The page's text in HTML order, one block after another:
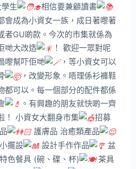
生
相信要兼顧讀書
會成為小資女一族，成日著嚟著
者GU啲款。今次的市集就係為
哋大改造
！ 歡迎一眾對呢
嚟幫吓佢哋
，等小資女可以
，改變形象。唔理係衫褲鞋
都可以。每一個部分的配件都係
。有興趣的朋友就快啲一齊
！ 小資女大翻身市集
招募
護膚品 治癒類產品
擺設 設計手作作品
盆
特色餐具 (碗、碟、杯)
茶具